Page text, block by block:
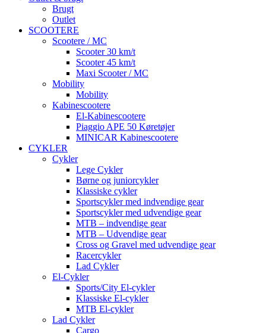
Brugt
Outlet
SCOOTERE
Scootere / MC
Scooter 30 km/t
Scooter 45 km/t
Maxi Scooter / MC
Mobility
Mobility
Kabinescootere
El-Kabinescootere
Piaggio APE 50 Køretøjer
MINICAR Kabinescootere
CYKLER
Cykler
Lege Cykler
Børne og juniorcykler
Klassiske cykler
Sportscykler med indvendige gear
Sportscykler med udvendige gear
MTB – indvendige gear
MTB – Udvendige gear
Cross og Gravel med udvendige gear
Racercykler
Lad Cykler
El-Cykler
Sports/City El-cykler
Klassiske El-cykler
MTB El-cykler
Lad Cykler
Cargo